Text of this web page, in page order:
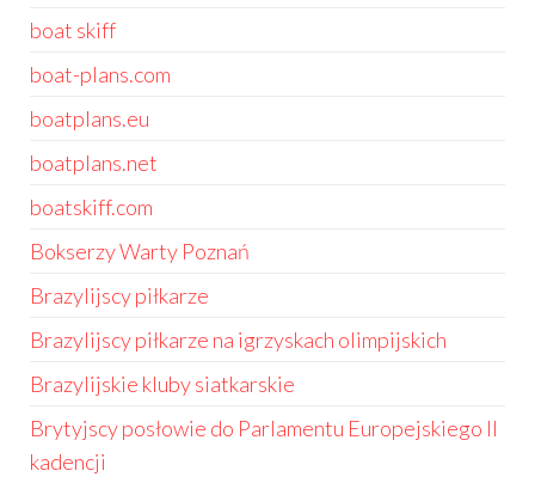
boat skiff
boat-plans.com
boatplans.eu
boatplans.net
boatskiff.com
Bokserzy Warty Poznań
Brazylijscy piłkarze
Brazylijscy piłkarze na igrzyskach olimpijskich
Brazylijskie kluby siatkarskie
Brytyjscy posłowie do Parlamentu Europejskiego II
kadencji